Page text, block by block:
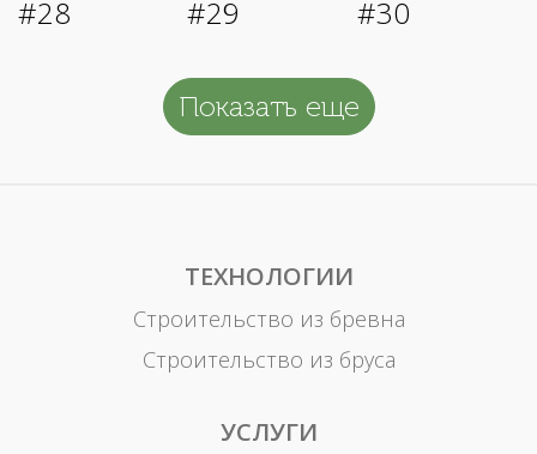
Показать еще
ТЕХНОЛОГИИ
Строительство из бревна
Строительство из бруса
УСЛУГИ